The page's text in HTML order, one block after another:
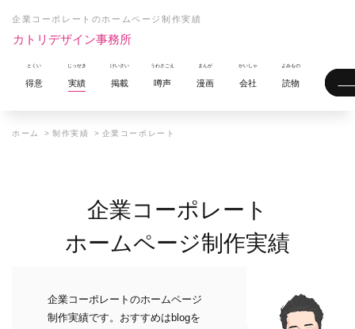
企業コーポレートのホームページ制作実績
カトリデザイン事務所
得意 実績 掲載 噂声 漫画 会社 読物
ホーム 制作実績 企業コーポレート
企業コーポレート
ホームページ制作実績
企業コーポレートのホームページ
制作実績です。おすすめはblogを